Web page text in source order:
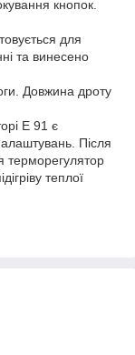
кнопок.
для
та винесено
Довжина дроту
Е 91 є
Після
терморегулятор
теплої